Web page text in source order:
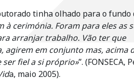
tinha olhado para o fundo
cerimónia. Foram para eles as
arranjar trabalho. Vão ter que
agirem em conjunto mas, acima
fiel a si próprio»”. (FONSECA,
a, maio 2005).